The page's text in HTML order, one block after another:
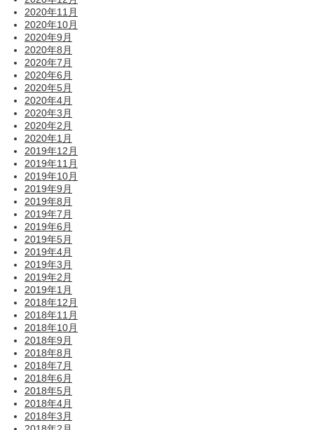
2020年11月
2020年10月
2020年9月
2020年8月
2020年7月
2020年6月
2020年5月
2020年4月
2020年3月
2020年2月
2020年1月
2019年12月
2019年11月
2019年10月
2019年9月
2019年8月
2019年7月
2019年6月
2019年5月
2019年4月
2019年3月
2019年2月
2019年1月
2018年12月
2018年11月
2018年10月
2018年9月
2018年8月
2018年7月
2018年6月
2018年5月
2018年4月
2018年3月